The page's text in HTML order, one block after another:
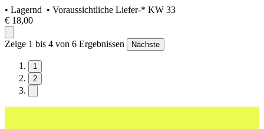
• Lagernd • Voraussichtliche Liefer-* KW 33
€ 18,00
Zeige 1 bis 4 von 6 Ergebnissen Nächste
1
2